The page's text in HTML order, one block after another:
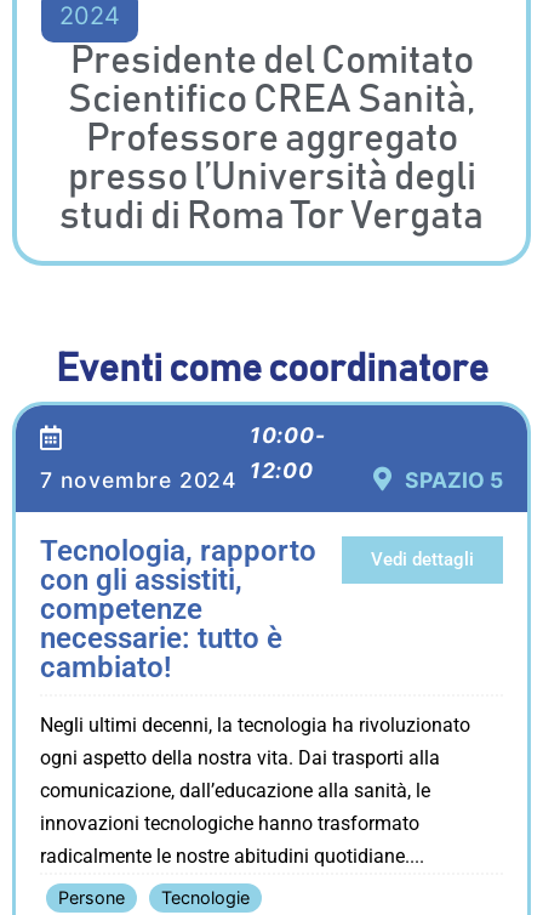
2024
Presidente del Comitato
Scientifico CREA Sanità,
Professore aggregato
presso l’Università degli
studi di Roma Tor Vergata
Eventi come coordinatore
7 novembre 2024
10:00-
12:00
SPAZIO 5
Tecnologia, rapporto
con gli assistiti,
competenze
necessarie: tutto è
cambiato!
Vedi dettagli
Negli ultimi decenni, la tecnologia ha rivoluzionato
ogni aspetto della nostra vita. Dai trasporti alla
comunicazione, dall’educazione alla sanità, le
innovazioni tecnologiche hanno trasformato
radicalmente le nostre abitudini quotidiane.
Persone Tecnologie